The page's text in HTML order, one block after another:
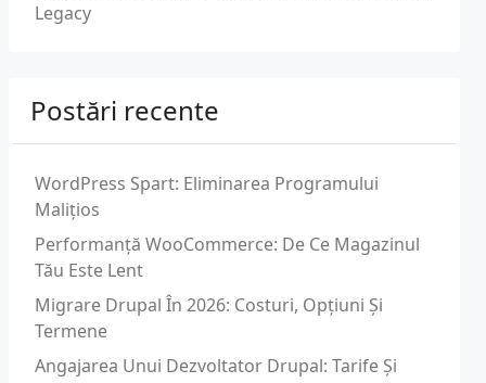
Legacy
Postări recente
WordPress Spart: Eliminarea Programului
Malițios
Performanță WooCommerce: De Ce Magazinul
Tău Este Lent
Migrare Drupal În 2026: Costuri, Opțiuni Și
Termene
Angajarea Unui Dezvoltator Drupal: Tarife Și